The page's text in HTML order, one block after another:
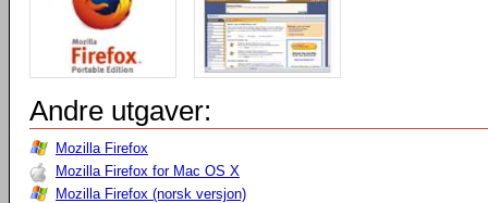
Andre utgaver:
Mozilla Firefox
Mozilla Firefox for Mac OS X
Mozilla Firefox (norsk versjon)